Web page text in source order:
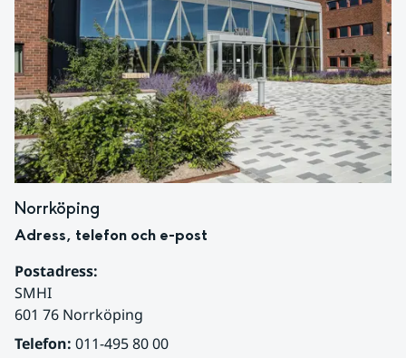
Norrköping
Adress, telefon och e-post
Postadress:
SMHI
601 76 Norrköping
Telefon: 011-495 80 00